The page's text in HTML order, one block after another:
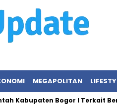
MEGAPOLITAN
Kabupaten Bogor I Terkait